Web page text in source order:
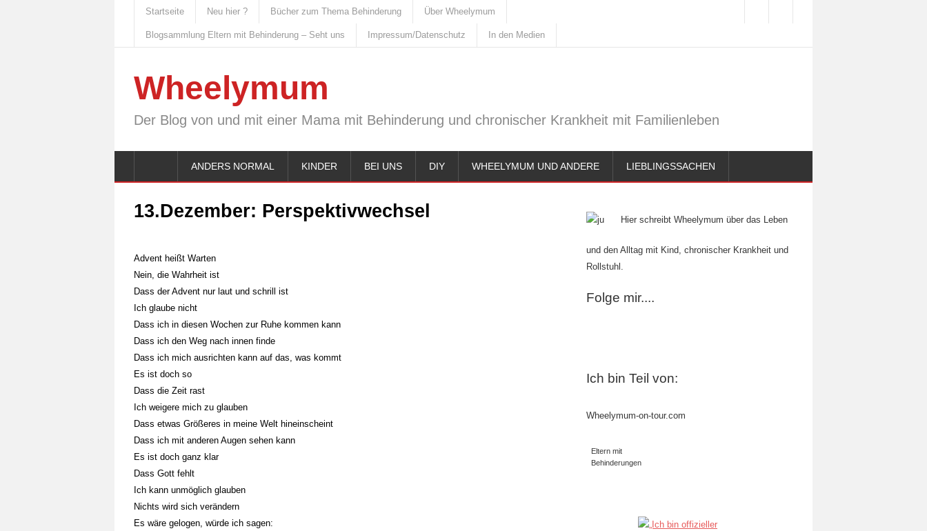
Startseite Neu hier ? Bücher zum Thema Behinderung Über Wheelymum
Blogsammlung Eltern mit Behinderung – Seht uns Impressum/Datenschutz In den Medien
Wheelymum
Der Blog von und mit einer Mama mit Behinderung und chronischer Krankheit mit Familienleben
ANDERS NORMAL KINDER BEI UNS DIY WHEELYMUM UND ANDERE LIEBLINGSSACHEN
13.Dezember: Perspektivwechsel
Advent heißt Warten
Nein, die Wahrheit ist
Dass der Advent nur laut und schrill ist
Ich glaube nicht
Dass ich in diesen Wochen zur Ruhe kommen kann
Dass ich den Weg nach innen finde
Dass ich mich ausrichten kann auf das, was kommt
Es ist doch so
Dass die Zeit rast
Ich weigere mich zu glauben
Dass etwas Größeres in meine Welt hineinscheint
Dass ich mit anderen Augen sehen kann
Es ist doch ganz klar
Dass Gott fehlt
Ich kann unmöglich glauben
Nichts wird sich verändern
Es wäre gelogen, würde ich sagen:
Hier schreibt Wheelymum über das Leben
und den Alltag mit Kind, chronischer Krankheit und
Rollstuhl.
Folge mir....
Ich bin Teil von:
Wheelymum-on-tour.com
Eltern mit
Behinderungen